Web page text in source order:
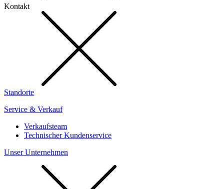
Kontakt
Standorte
Service & Verkauf
Verkaufsteam
Technischer Kundenservice
Unser Unternehmen